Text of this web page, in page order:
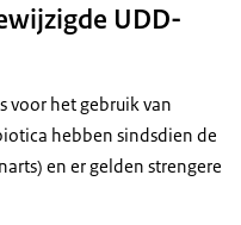
UDD-
voor het gebruik van
hebben sindsdien de
en er gelden strengere